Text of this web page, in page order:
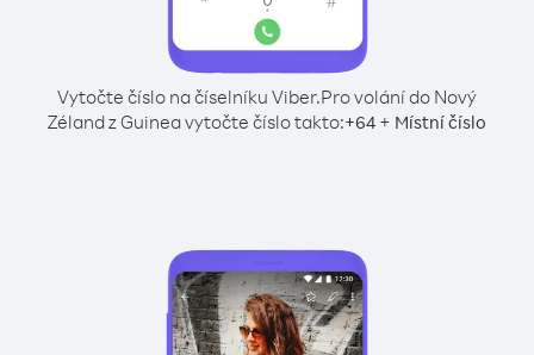
Vytočte číslo na číselníku Viber.Pro volání do Nový
Zéland z Guinea vytočte číslo takto:+64 + Místní číslo